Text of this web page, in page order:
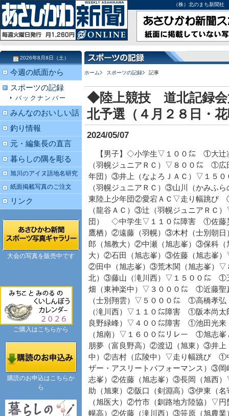
（株）北のまち新聞
ホーム スポーツの記録 記事
◆陸上競技 道北記録会
北予選（４月２８日・
2024/05/07
【男子】◇小学生▽１００㍍ ①大辻
（羽幌ジュニアＲＣ）▽８００㍍ ①広
年団）③井上（なよろＪＡＣ）▽１５
（羽幌ジュニアＲＣ）③山川（かみ
東陸上少年団②愛宕ＡＣ▽走り幅跳び
（龍谷ＡＣ）③辻（羽幌ジュニアＲ
団） ◇中学生▽１１０㍍障害 ①佐藤
鷹栖）②遠藤（羽幌）③木村（士別
郎（旭教大）②中瀬（旭志峯）③保科
大）②石田（旭志峯）③佐藤（旭志峯
②田中（旭志峯）③荒木関（旭志峯）
北）③藤山（滝川西）▽１５００㍍ ①
畑（東神楽中）▽３０００㍍ ①近藤聖
（士別翔雲）▽５０００㍍ ①高橋孝
（滝川西）▽１１０㍍障害 ①阪本尚
良野緑峰）▽４００㍍障害 ①池田光来
（旭南）▽１６００㍍リレー ①旭志
朋夢（富良野高）②渡辺（旭東）③井
中）②吉村（広陵中）▽走り幅跳び ①
ザー・アスリートパフォーマンス）③
志峯）②佐藤（旭志峯）③長岡（旭西
助（旭東）②阪口（剣淵高）③伊東（
（旭医大）②竹市（釧路地方陸協）▽
幌高）②佐藤（滝川西）③笹原（旭農
2026年8月8日（土）
今週の紙面から
スポーツの記録
バックナンバー
みんなのおいしい話
釣り情報
元・編集長の直言
暮らしの隅を彫る
旭川のアイヌ語地名研究
紙面掲載写真のご注文
リンク
大会の写真を販売中です
ご購入はこちらから
購読のお申込はこちらか
ら